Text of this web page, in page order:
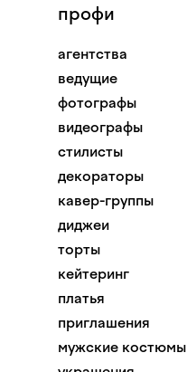
профи
агентства
ведущие
фотографы
видеографы
стилисты
декораторы
кавер-группы
диджеи
торты
кейтеринг
платья
приглашения
мужские костюмы